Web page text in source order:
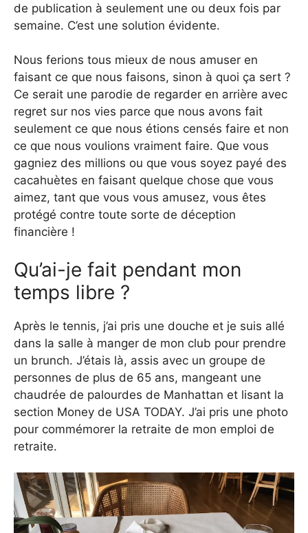
de publication à seulement une ou deux fois par
semaine. C’est une solution évidente.
Nous ferions tous mieux de nous amuser en
faisant ce que nous faisons, sinon à quoi ça sert ?
Ce serait une parodie de regarder en arrière avec
regret sur nos vies parce que nous avons fait
seulement ce que nous étions censés faire et non
ce que nous voulions vraiment faire. Que vous
gagniez des millions ou que vous soyez payé des
cacahuètes en faisant quelque chose que vous
aimez, tant que vous vous amusez, vous êtes
protégé contre toute sorte de déception
financière !
Qu’ai-je fait pendant mon
temps libre ?
Après le tennis, j’ai pris une douche et je suis allé
dans la salle à manger de mon club pour prendre
un brunch. J’étais là, assis avec un groupe de
personnes de plus de 65 ans, mangeant une
chaudrée de palourdes de Manhattan et lisant la
section Money de USA TODAY. J’ai pris une photo
pour commémorer la retraite de mon emploi de
retraite.